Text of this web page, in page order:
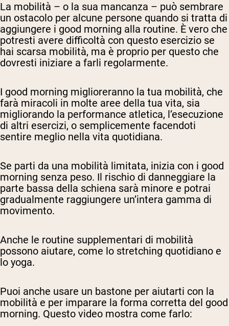
La mobilità – o la sua mancanza – può sembrare
un ostacolo per alcune persone quando si tratta di
aggiungere i good morning alla routine. È vero che
potresti avere difficoltà con questo esercizio se
hai scarsa mobilità, ma è proprio per questo che
dovresti iniziare a farli regolarmente.
I good morning miglioreranno la tua mobilità, che
farà miracoli in molte aree della tua vita, sia
migliorando la performance atletica, l’esecuzione
di altri esercizi, o semplicemente facendoti
sentire meglio nella vita quotidiana.
Se parti da una mobilità limitata, inizia con i good
morning senza peso. Il rischio di danneggiare la
parte bassa della schiena sarà minore e potrai
gradualmente raggiungere un’intera gamma di
movimento.
Anche le routine supplementari di mobilità
possono aiutare, come lo stretching quotidiano e
lo yoga.
Puoi anche usare un bastone per aiutarti con la
mobilità e per imparare la forma corretta del good
morning. Questo video mostra come farlo: